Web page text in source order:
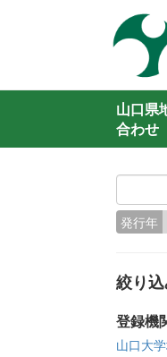
山口県
合わせ
発行年
絞り
登録機
山口大